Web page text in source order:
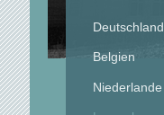
Deutschland
Belgien
Niederlande